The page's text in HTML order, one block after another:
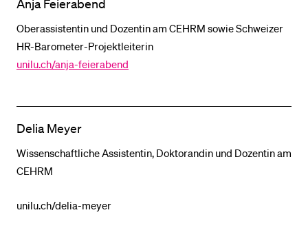
Anja Feierabend
Oberassistentin und Dozentin am CEHRM sowie Schweizer
HR-Barometer-Projektleiterin
unilu.ch/anja-feierabend
Delia Meyer
Wissenschaftliche Assistentin, Doktorandin und Dozentin am
CEHRM
unilu.ch/delia-meyer